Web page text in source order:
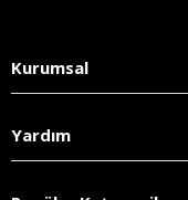
Kurumsal
Yardım